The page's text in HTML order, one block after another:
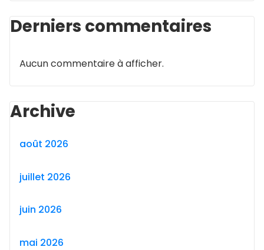
Derniers commentaires
Aucun commentaire à afficher.
Archive
août 2026
juillet 2026
juin 2026
mai 2026